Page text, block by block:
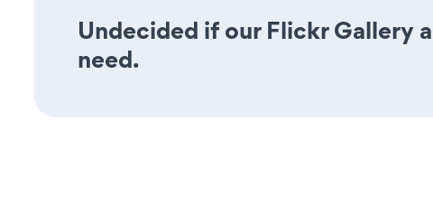
Undecided if our Flickr Gallery
need.